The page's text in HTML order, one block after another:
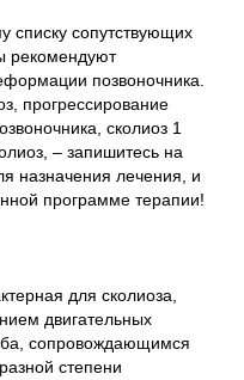
списку сопутствующих
рекомендуют
позвоночника.
прогрессирование
сколиоз 1
– запишитесь на
назначения лечения, и
программе терапии!
для сколиоза,
двигательных
сопровождающимся
степени